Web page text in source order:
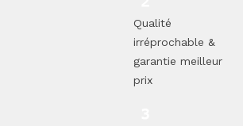
Qualité
irréprochable &
garantie meilleur
prix